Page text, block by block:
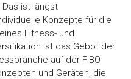
Das ist längst
Konzepte für die
Fitness- und
ist das Gebot der
auf der FIBO
und Geräten, die